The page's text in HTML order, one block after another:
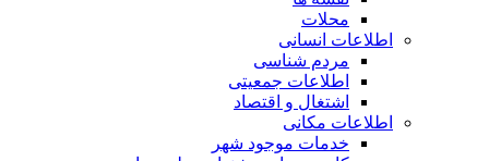
محلات
اطلاعات انسانی
مردم شناسی
اطلاعات جمعیتی
اشتغال و اقتصاد
اطلاعات مکانی
خدمات موجود شهر